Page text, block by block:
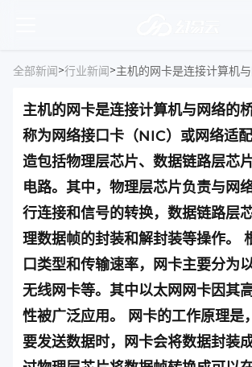
全部新闻>行业新闻>
主机的网卡是连接计算机与网络的
称为网络接口卡（NIC）或网络适
造包括物理层芯片、数据链路层芯
电路。其中，物理层芯片负责与网
行连接和信号的转换，数据链路层
理数据帧的封装和解封装等操作。
口类型和传输速率，网卡主要分为
无线网卡等。其中以太网网卡因其
性被广泛应用。 网卡的工作原理是
要发送数据时，网卡会将数据封装